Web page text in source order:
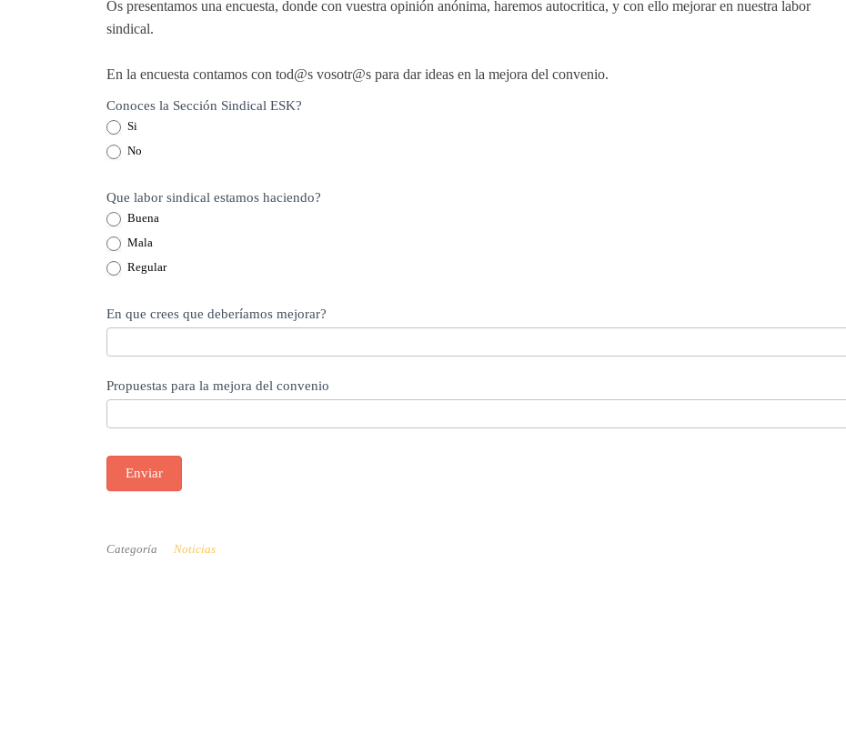
Os presentamos una encuesta, donde con vuestra opinión anónima, haremos autocritica, y con ello mejorar en nuestra labor
sindical.
En la encuesta contamos con tod@s vosotr@s para dar ideas en la mejora del convenio.
Encuesta
Trabajadores
Sindical
ESK
Conoces la Sección Sindical ESK?
Si
No
Que labor sindical estamos haciendo?
Buena
Mala
Regular
En que crees que deberíamos mejorar?
Propuestas para la mejora del convenio
Enviar
Categoría Noticias